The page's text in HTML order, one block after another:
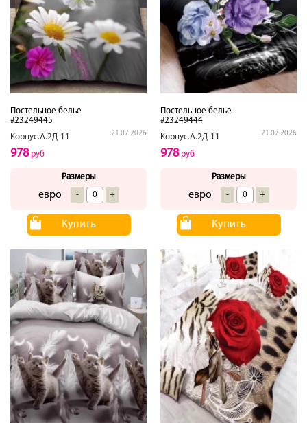
Постельное белье
#23249445
Корпус.А.2Д-11
21.07.2026
978руб
Размеры
евро - +
Купить
Постельное белье
#23249444
Корпус.А.2Д-11
21.07.2026
978руб
Размеры
евро - +
Купить